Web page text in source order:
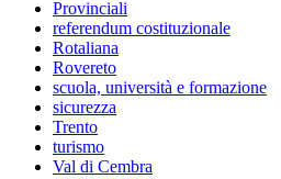
Provinciali
referendum costituzionale
Rotaliana
Rovereto
scuola, università e formazione
sicurezza
Trento
turismo
Val di Cembra